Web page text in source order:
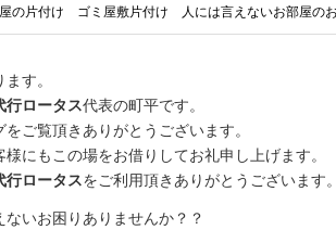
の片付け ゴミ屋敷片付け 人には言えないお部屋の
す。
行ロータス代表の町平です。
ご覧頂きありがとうございます。
にもこの場をお借りしてお礼申し上げます。
行ロータスをご利用頂きありがとうございます。
ないお困りありませんか？？